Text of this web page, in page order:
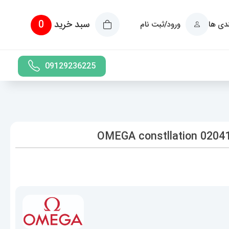
ها ورود/ثبت نام سبد خرید 0
09129236225